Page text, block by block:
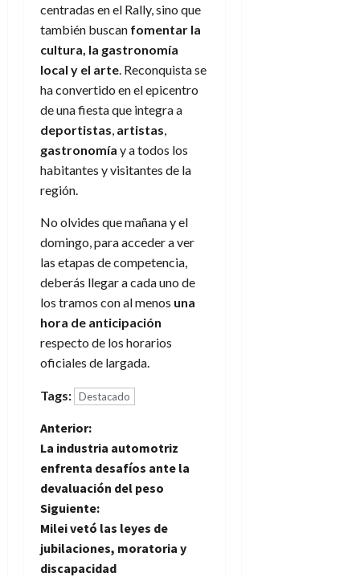
centradas en el Rally, sino que
también buscan fomentar la
cultura, la gastronomía
local y el arte . Reconquista se
ha convertido en el epicentro
de una fiesta que integra a
deportistas artistas
gastronomía y a todos los
habitantes y visitantes de la
región.
No olvides que mañana y el
domingo, para acceder a ver
las etapas de competencia,
deberás llegar a cada uno de
los tramos con al menos una
hora de anticipación
respecto de los horarios
oficiales de largada.
Tags: Destacado
N
a
v
e
g
Anterior:
La industria automotriz
enfrenta desafíos ante la
devaluación del peso
Siguiente:
Milei vetó las leyes de
jubilaciones, moratoria y
discapacidad